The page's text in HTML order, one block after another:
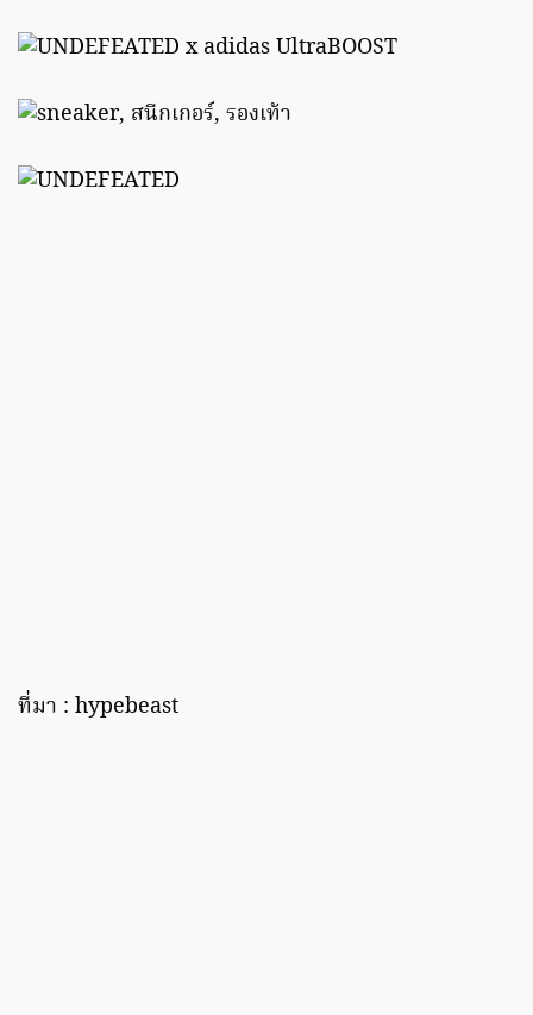
ที่มา : hypebeast